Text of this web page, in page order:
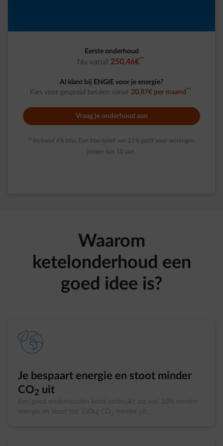
Eerste onderhoud
Nu vanaf 250,46€**
Al klant bij ENGIE voor je energie?
Kies voor gespreid betalen vanaf 20,87€ per maand **
Vraag je onderhoud aan
* Inclusief 6% btw. Een btw-tarief van 21% geldt voor woningen
jonger dan 10 jaar.
Waarom
ketelonderhoud een
goed idee is?
element-eco-planet
Je bespaart energie en stoot minder
CO2 uit
Een goed onderhouden ketel verbruikt tot wel 10% minder
energie en stoot tot 350kg CO
minder uit.